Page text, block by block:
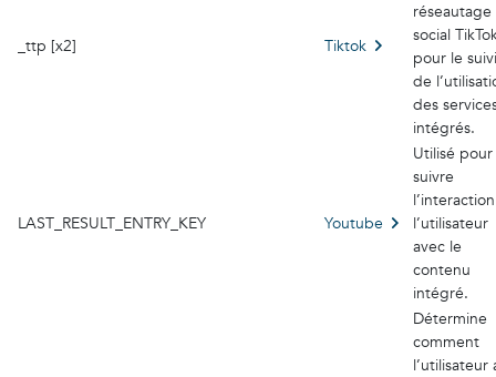
_ttp [x2] Tiktok
réseautage
social
pour le suivi
de
des
intégrés.
LAST_RESULT_ENTRY_KEY Youtube
Utilisé pour
suivre
l’utilisateur
avec le
contenu
intégré.
Détermine
comment
l’utilisateur